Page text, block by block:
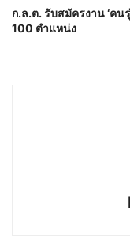
ก.ล.ต. รับสมัครงาน ‘คน
100 ตำแหน่ง